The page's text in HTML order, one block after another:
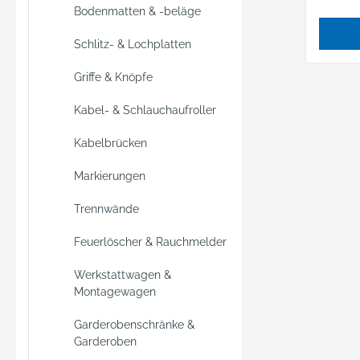
Bodenmatten & -beläge
Schlitz- & Lochplatten
Griffe & Knöpfe
Kabel- & Schlauchaufroller
Kabelbrücken
Markierungen
Trennwände
Feuerlöscher & Rauchmelder
Werkstattwagen &
Montagewagen
Garderobenschränke &
Garderoben